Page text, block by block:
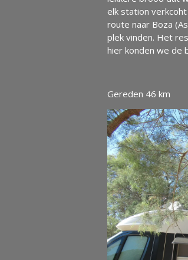
elk station
route naar Boza
plek vinden. Het
hier konden we de
Gereden 46 km